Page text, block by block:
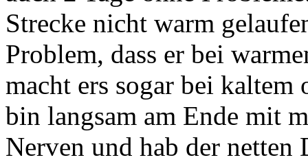
Strecke nicht warm
Problem, dass er bei
macht ers sogar bei
bin langsam am Ende mit
Nerven und hab der